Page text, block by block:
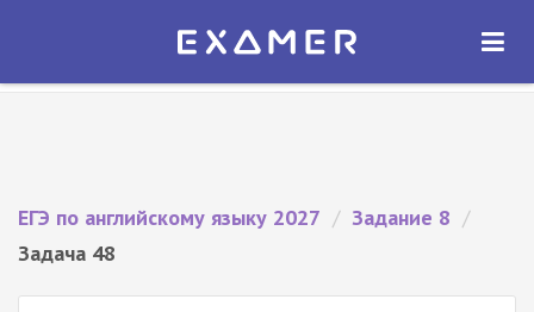
Экзамер — ЕГЭ 2027
ОТКРЫТЬ
ЕГЭ по английскому языку 2027 / Задание 8 /
Задача 48